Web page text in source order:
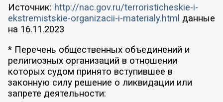
Источник: http://nac.gov.ru/terroristicheskie-i-
ekstremistskie-organizacii-i-materialy.html данные
на 16.11.2023
* Перечень общественных объединений и
религиозных организаций в отношении
которых судом принято вступившее в
законную силу решение о ликвидации или
запрете деятельности: